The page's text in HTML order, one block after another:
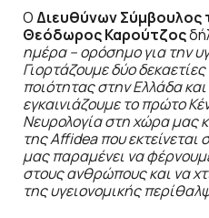
ΟΔιευθύνων Σύμβουλος
Θεόδωρος Καρούτζος
ημέρα – ορόσημο για την
Γιορτάζουμε δύο
ποιότητας στην Ελλάδα
εγκαινιάζουμε το πρώτο
Νευρολογία στη χώρα μας
της Affidea που
μας παραμένει να
στους ανθρώπους και να
της υγειονομικής